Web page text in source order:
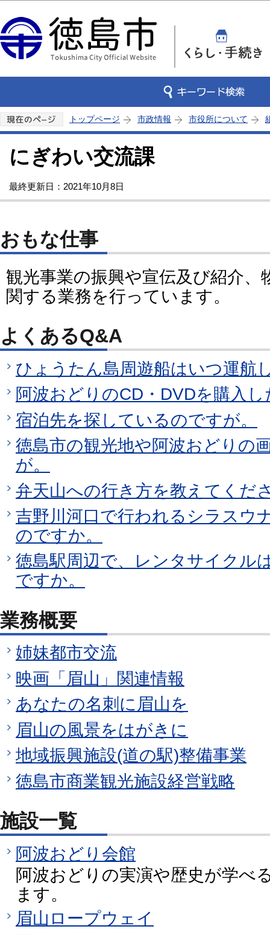
トップページ 市政情報 市役所について
にぎわい交流課
最終更新日：2021年10月8日
おもな仕事
観光事業の振興や宣伝及び紹介、
関する業務を行っています。
よくあるQ&A
ひょうたん島周遊船はいつ運航
阿波おどりのCD・DVDを購入
宿泊先を探しているのですが。
徳島市の観光地や阿波おどりの
が。
弁天山への行き方を教えてくだ
吉野川河口で行われるシラスウ
のですか。
徳島駅周辺で、レンタサイクル
ですか。
業務概要
姉妹都市交流
映画「眉山」関連情報
あなたの名刺に眉山を
眉山の風景をはがきに
地域振興施設(道の駅)整備事業
徳島市商業観光施設経営戦略
施設一覧
阿波おどり会館
阿波おどりの実演や歴史が学べ
ます。
眉山ロープウェイ